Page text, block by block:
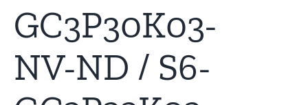
GC3P30K03-
NV-ND / S6-